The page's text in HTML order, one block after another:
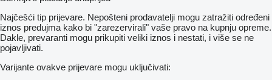
Najčešći tip prijevare. Nepošteni prodavatelji mogu zatražiti određeni
iznos predujma kako bi "zarezervirali" vaše pravo na kupnju opreme.
Dakle, prevaranti mogu prikupiti veliki iznos i nestati, i više se ne
pojavljivati.
Varijante ovakve prijevare mogu uključivati: